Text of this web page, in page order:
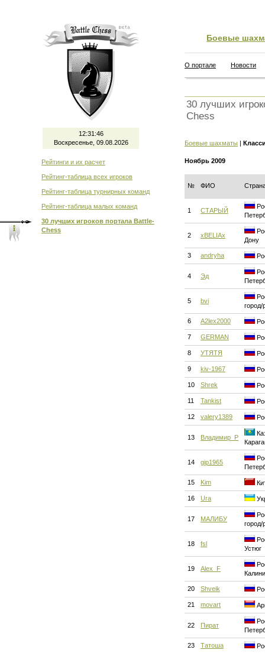
12:31:46
Воскресенье, 09.08.2026
Рейтинги и их расчет
Рейтинг-таблица всех игроков
Рейтинг-таблица турнирных команд
Рейтинг-таблица малых команд
30 лучших игроков портала Battle-
Chess
Боевые
О портале Новости
30 лучших
Chess
Боевые шахматы |
Ноябрь 2009
№ ФИО
1 СТАРЫЙ
2 xBELIAx
Дону
3 andryha
4 Эд
5 bvi
город/
6 A2lex2000
7 GERMAN
8 УТЯТЯ
9 kiv-1967
10 Shrek
11 Tankist
12 valery1389
13 Владимир_Р
14 gip1965
15 Kim
16 Ura
17 МАЛИБУ
город/
18 fsl
Устюг
19 Alex_F
20 Shveik
21 movart
22 Пират
23 Татоша